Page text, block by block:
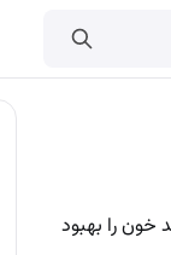
را بهبود